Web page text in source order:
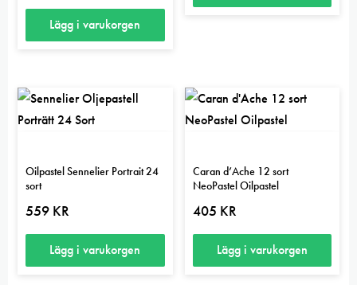
Lägg i varukorgen
flera
varianter.
olika
alternativen
kan
väljas
Oilpastel Sennelier Portrait 24
sort
559 KR
Lägg i varukorgen
Caran d’Ache 12 sort
NeoPastel Oilpastel
405 KR
Lägg i varukorgen